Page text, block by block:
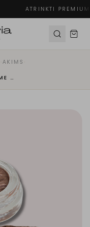
ATRINKTI
·AKIMS ·
CENT PUR CENT CREME DE LA CREME KREMINIAI AKIŲ ŠEŠĖLIAI | MOELLEUX